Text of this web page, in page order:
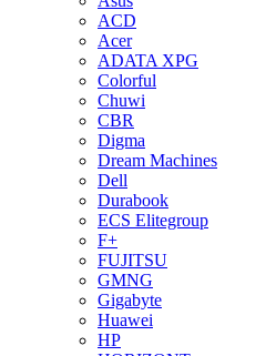
ACD
Acer
ADATA XPG
Colorful
Chuwi
CBR
Digma
Dream Machines
Dell
Durabook
ECS Elitegroup
F+
FUJITSU
GMNG
Gigabyte
Huawei
HP